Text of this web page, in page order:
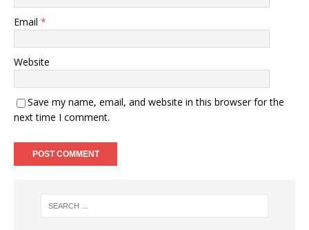
Email *
Website
Save my name, email, and website in this browser for the
next time I comment.